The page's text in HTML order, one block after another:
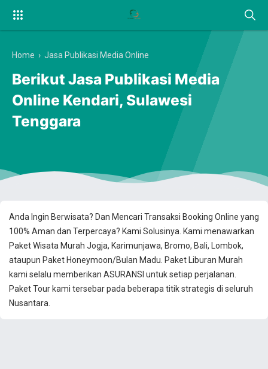
Anda Ingin Berwisata? Dan Mencari Transaksi Booking Online yang
100% Aman dan Terpercaya? Kami Solusinya. Kami menawarkan
Paket Wisata Murah Jogja, Karimunjawa, Bromo, Bali, Lombok,
ataupun Paket Honeymoon/Bulan Madu. Paket Liburan Murah
kami selalu memberikan ASURANSI untuk setiap perjalanan.
Paket Tour kami tersebar pada beberapa titik strategis di seluruh
Nusantara.
Home › Jasa Publikasi Media Online
Berikut Jasa Publikasi Media
Online Kendari, Sulawesi
Tenggara